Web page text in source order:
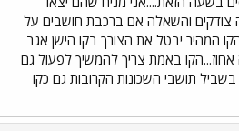
צודקים והשאלה אם ברכבת חושבים על
המהיר יבטל את הצורך בקו הישן אגב
באמת צריך להמשיך לפעול גם
בשביל תושבי השכונות הקרובות גם כקו